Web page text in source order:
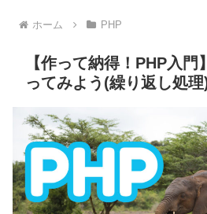
ホーム PHP
【作って納得！PHP入
ってみよう(繰り返し処理